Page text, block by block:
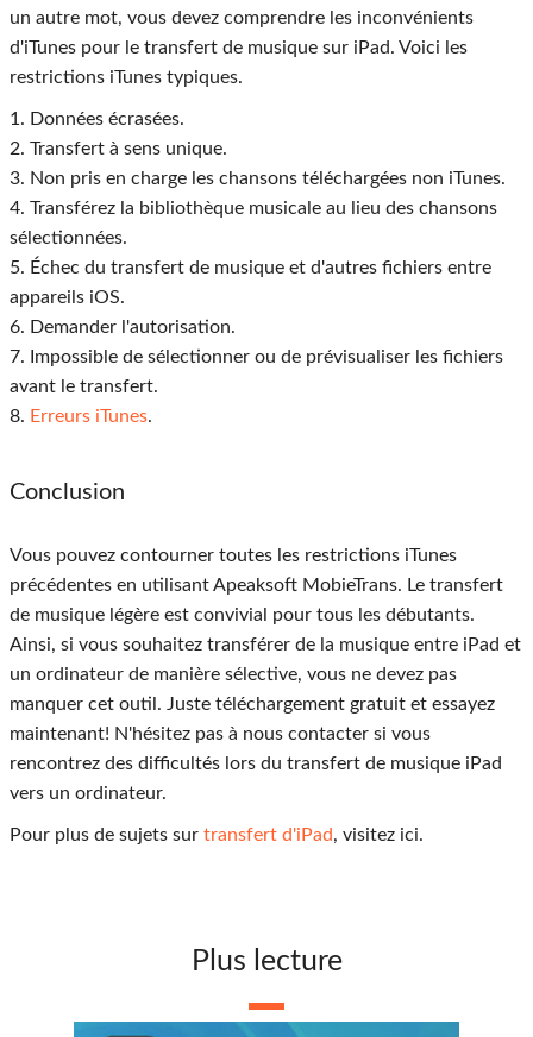
un autre mot, vous devez comprendre les inconvénients
d'iTunes pour le transfert de musique sur iPad. Voici les
restrictions iTunes typiques.
1. Données écrasées.
2. Transfert à sens unique.
3. Non pris en charge les chansons téléchargées non iTunes.
4. Transférez la bibliothèque musicale au lieu des chansons
sélectionnées.
5. Échec du transfert de musique et d'autres fichiers entre
appareils iOS.
6. Demander l'autorisation.
7. Impossible de sélectionner ou de prévisualiser les fichiers
avant le transfert.
8. Erreurs iTunes.
Conclusion
Vous pouvez contourner toutes les restrictions iTunes
précédentes en utilisant Apeaksoft MobieTrans. Le transfert
de musique légère est convivial pour tous les débutants.
Ainsi, si vous souhaitez transférer de la musique entre iPad et
un ordinateur de manière sélective, vous ne devez pas
manquer cet outil. Juste téléchargement gratuit et essayez
maintenant! N'hésitez pas à nous contacter si vous
rencontrez des difficultés lors du transfert de musique iPad
vers un ordinateur.
Pour plus de sujets sur transfert d'iPad, visitez ici.
Plus lecture